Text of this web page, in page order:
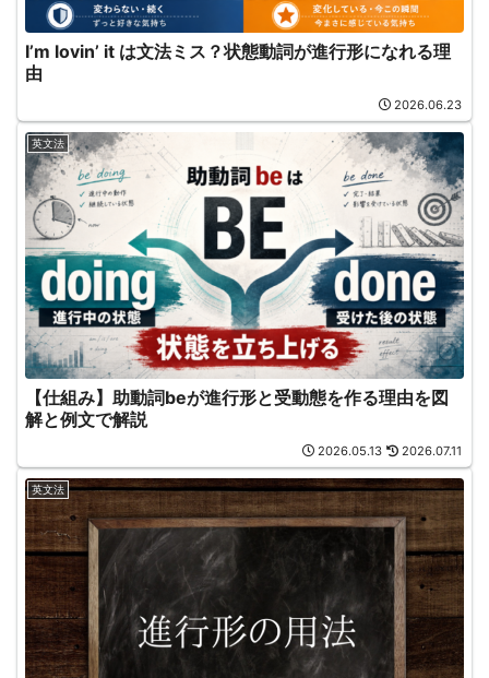
I’m lovin’ it は文法ミス？状態動詞が進行形になれる理
由
2026.06.23
英文法
【仕組み】助動詞beが進行形と受動態を作る理由を図
解と例文で解説
2026.05.13 2026.07.11
英文法